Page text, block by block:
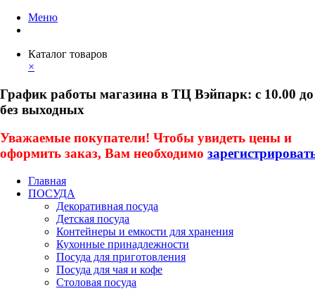
Меню
Каталог товаров
×
График работы магазина в ТЦ Вэйпарк: с 10.00 до
без выходных
Уважаемые покупатели! Чтобы увидеть цены и
оформить заказ, Вам необходимо
Главная
ПОСУДА
Декоративная посуда
Детская посуда
Контейнеры и емкости для хранения
Кухонные принадлежности
Посуда для приготовления
Посуда для чая и кофе
Столовая посуда